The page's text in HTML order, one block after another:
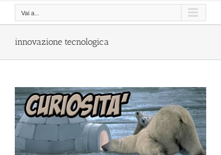
Vai a...
innovazione tecnologica